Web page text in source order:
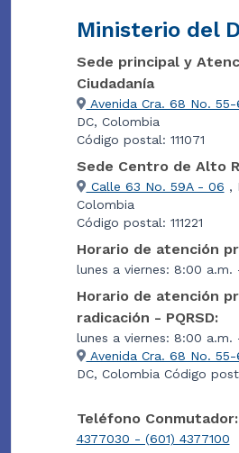
Ministerio del
Sede principal y
Ciudadanía
Avenida Cra. 68 No. 55-
DC, Colombia
Código postal: 111071
Sede Centro de Alto
Calle 63 No. 59A - 06 ,
Colombia
Código postal: 111221
Horario de atención
lunes a viernes: 8:00
Horario de atención
radicación - PQRSD:
lunes a viernes: 8:00
Avenida Cra. 68 No. 55-
DC, Colombia Código
Teléfono Conmutador:
4377030 - (601) 4377100